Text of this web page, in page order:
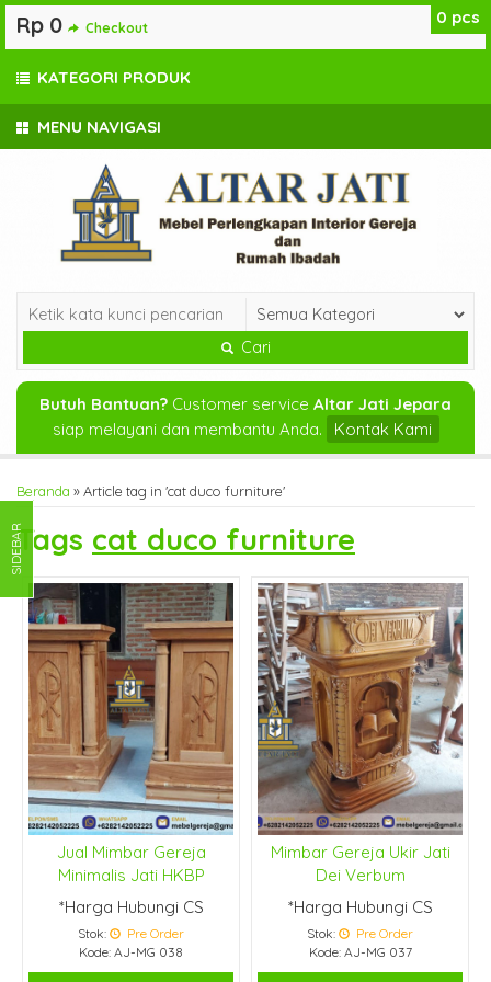
MENU NAVIGASI
Cari
Butuh Bantuan? Customer service Altar Jati Jepara
siap melayani dan membantu Anda.
Kontak Kami
Beranda »Article tag in 'cat duco furniture'
Tags cat duco furniture
Jual Mimbar Gereja
Minimalis Jati HKBP
*Harga Hubungi CS
Stok:
Pre Order
Kode: AJ-MG 038
Mimbar Gereja Ukir Jati
Dei Verbum
*Harga Hubungi CS
Stok:
Pre Order
Kode: AJ-MG 037
0 pcs
Rp 0 Checkout
KATEGORI PRODUK
SIDEBAR